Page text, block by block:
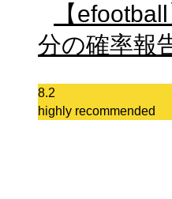
【
分の確率報
8.2
highly recommended